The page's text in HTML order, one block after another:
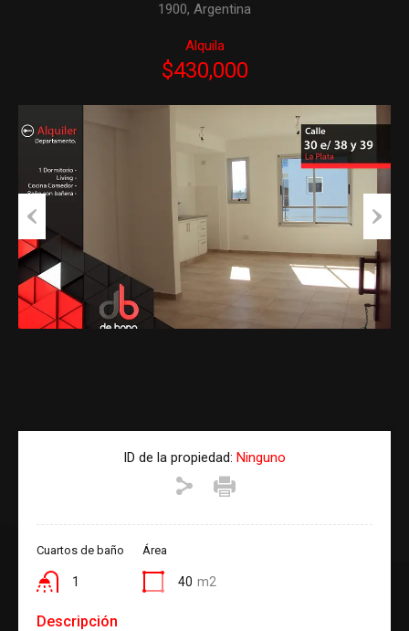
1900, Argentina
Alquila
$430,000
Previous Next
ID de la propiedad: Ninguno
Cuartos de baño
1
Área
40 m2
Descripción